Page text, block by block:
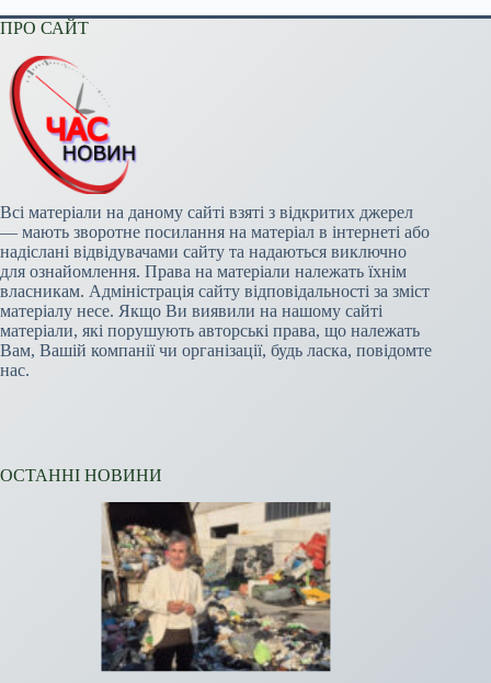
ПРО САЙТ
Всі матеріали на даному сайті взяті з відкритих джерел
— мають зворотне посилання на матеріал в інтернеті або
надіслані відвідувачами сайту та надаються виключно
для ознайомлення. Права на матеріали належать їхнім
власникам. Адміністрація сайту відповідальності за зміст
матеріалу несе. Якщо Ви виявили на нашому сайті
матеріали, які порушують авторські права, що належать
Вам, Вашій компанії чи організації, будь ласка, повідомте
нас.
ОСТАННІ НОВИНИ